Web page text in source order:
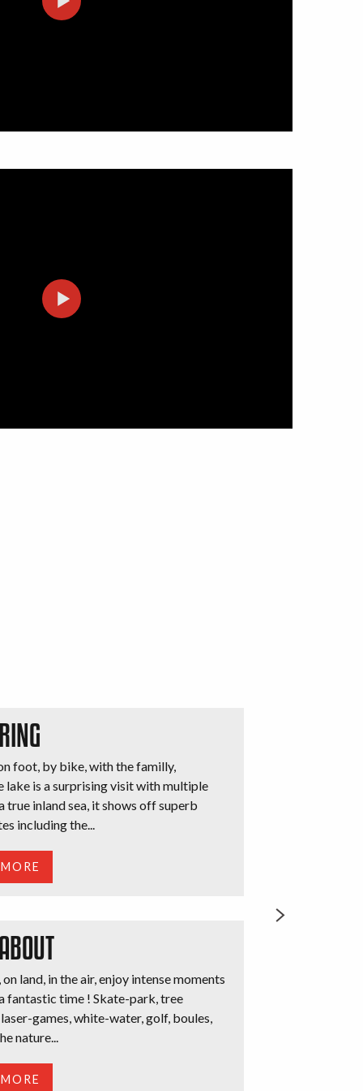
foot, by bike, with the familly,
lake is a surprising visit with multiple
true inland sea, it shows off superb
including the...
land, in the air, enjoy intense moments
fantastic time ! Skate-park, tree
games, white-water, golf, boules,
nature...